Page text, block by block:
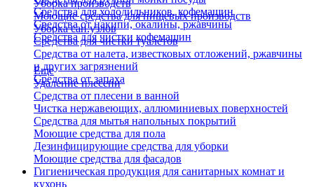
Средства для холодильников, кофемашин
Средства от накипи, окалины, ржавчины
Средства для чистки кофемашин
Уборка производств
Моющие средства для пищевых производств
Уборка сан.узлов
Средства для чистки туалетов
Средства от налета, известковых отложений, ржавчины
и других загрязнений
Средства от запаха
Еще
Удаление плесени
Средства от плесени в ванной
Чистка нержавеющих, аллюминиевых поверхностей
Средства для мытья напольных покрытий
Моющие средства для пола
Дезинфицирующие средства для уборки
Моющие средства для фасадов
Гигиеническая продукция для санитарных комнат и
кухонь